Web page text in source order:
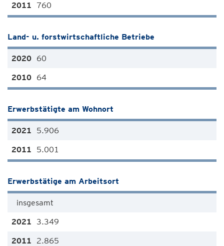
760
Land- u. forstwirtschaftliche Betriebe
60
64
Erwerbstätigte am Wohnort
5.906
5.001
Erwerbstätige am Arbeitsort
insgesamt
3.349
2.865